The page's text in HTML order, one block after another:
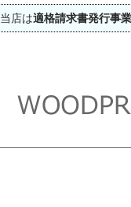
当店は適格請求書発行事